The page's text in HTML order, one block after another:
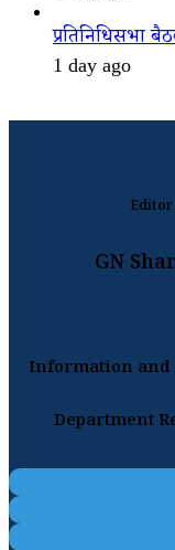
प्रतिनिधिसभा
1 day ago
Editor
GN
Information and
Department